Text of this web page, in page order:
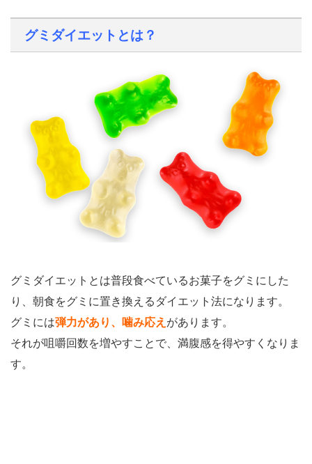
グミダイエットとは？
グミダイエットとは普段食べているお菓子をグミにした
り、朝食をグミに置き換えるダイエット法になります。
グミには弾力があり、噛み応え があります。
それが咀嚼回数を増やすことで、満腹感を得やすくなりま
す。